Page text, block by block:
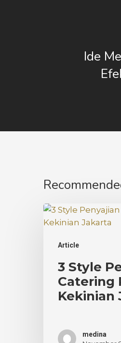
Ide
Article
3
Style
Catering
Kekinian
Jakarta
3 Style
Catering
Kekinian
medina